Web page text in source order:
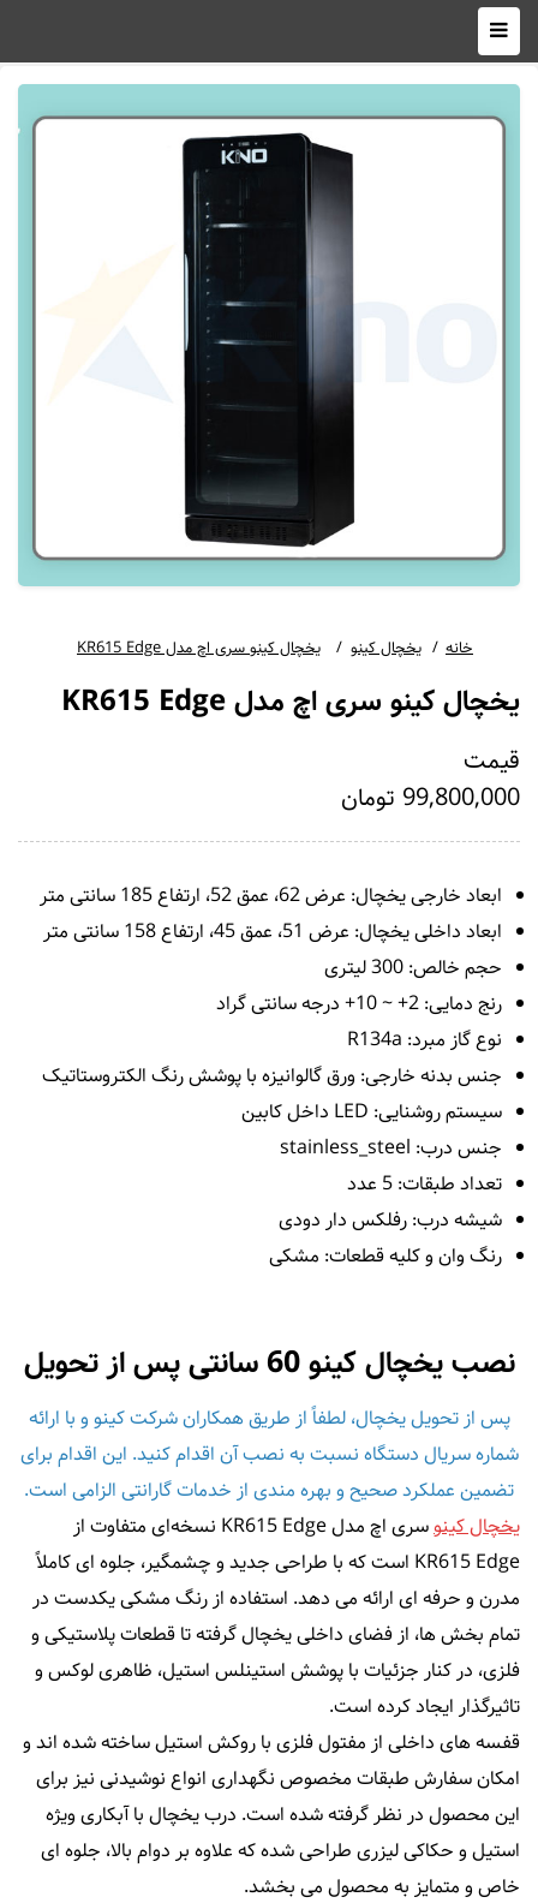
خانه یخچال کینو یخچال کینو سری اچ مدل KR615 Edge
یخچال کینو سری اچ مدل KR615 Edge
قیمت
99,800,000 تومان
ابعاد خارجی یخچال: عرض 62، عمق 52، ارتفاع 185 سانتی متر
ابعاد داخلی یخچال: عرض 51، عمق 45، ارتفاع 158 سانتی متر
حجم خالص: 300 لیتری
رنج دمایی: 2+ ~ 10+ درجه سانتی گراد
نوع گاز مبرد: R134a
جنس بدنه خارجی: ورق گالوانیزه با پوشش رنگ الکتروستاتیک
سیستم روشنایی: LED داخل کابین
جنس درب: stainless_steel
تعداد طبقات: 5 عدد
شیشه درب: رفلکس دار دودی
رنگ وان و کلیه قطعات: مشکی
نصب یخچال کینو 60 سانتی پس از تحویل
پس از تحویل یخچال، لطفاً از طریق همکاران شرکت کینو و با ارائه
شماره سریال دستگاه نسبت به نصب آن اقدام کنید. این اقدام برای
تضمین عملکرد صحیح و بهره‌ مندی از خدمات گارانتی الزامی است.
یخچال کینو
سری اچ مدل KR615 Edge نسخه‌ای متفاوت از
KR615 Edge است که با طراحی جدید و چشمگیر، جلوه‌ ای کاملاً
مدرن و حرفه‌ ای ارائه می‌ دهد. استفاده از رنگ مشکی یکدست در
تمام بخش‌ ها، از فضای داخلی یخچال گرفته تا قطعات پلاستیکی و
فلزی، در کنار جزئیات با پوشش استینلس استیل، ظاهری لوکس و
تاثیرگذار ایجاد کرده است.
قفسه‌ های داخلی از مفتول فلزی با روکش استیل ساخته شده‌ اند و
امکان سفارش طبقات مخصوص نگهداری انواع نوشیدنی نیز برای
این محصول در نظر گرفته شده است. درب یخچال با آبکاری ویژه
استیل و حکاکی لیزری طراحی شده که علاوه بر دوام بالا، جلوه‌ ای
خاص و متمایز به محصول می‌ بخشد.